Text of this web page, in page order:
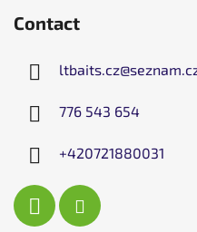
Contact
ltbaits.cz@
776 543 654
+420721880031